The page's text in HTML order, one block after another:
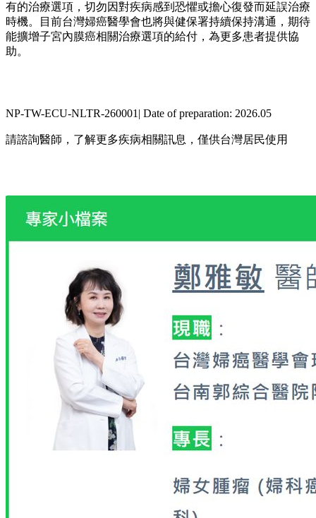
有的治療選項，切勿因對疾病感到恐懼或擔心復發而延誤治療
時機。目前台灣婦癌醫學會也將與健保署持續保持溝通，期待
能擴增子宮內膜癌相關治療選項的給付，為更多患者提供協
助。
NP-TW-ECU-NLTR-260001| Date of preparation: 2026.05
請諮詢醫師，了解更多疾病相關訊息，僅供台灣居民使用